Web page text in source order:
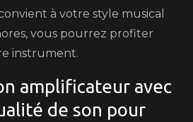
à votre style musical
vous pourrez profiter
instrument.
amplificateur avec
de son pour